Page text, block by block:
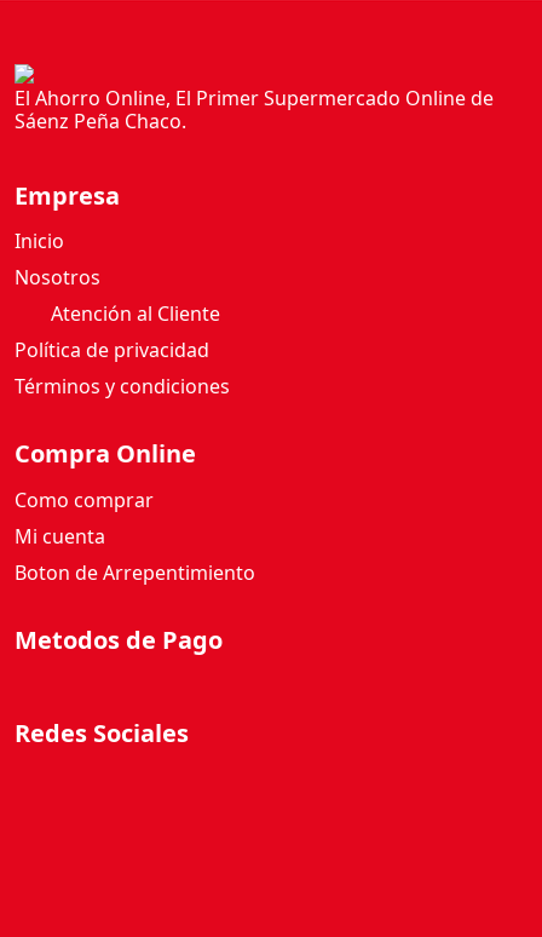
El Ahorro Online, El Primer Supermercado Online de
Sáenz Peña Chaco.
Empresa
Inicio
Nosotros
Atención al Cliente
Política de privacidad
Términos y condiciones
Compra Online
Como comprar
Mi cuenta
Boton de Arrepentimiento
Metodos de Pago
Redes Sociales